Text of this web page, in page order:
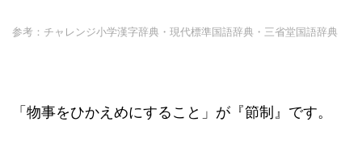
参考：チャレンジ小学漢字辞典・現代標準国語辞典・三省堂国語辞典
「物事をひかえめにすること」が『節制』です。